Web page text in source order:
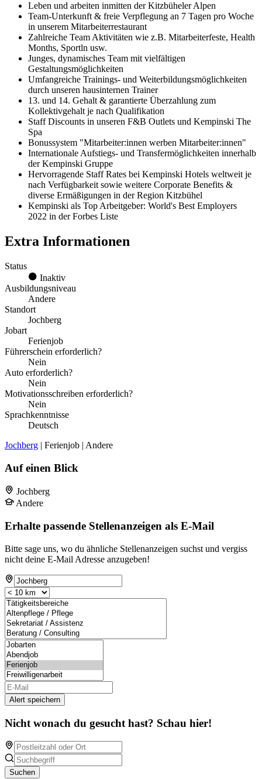
Leben und arbeiten inmitten der Kitzbüheler Alpen
Team-Unterkunft & freie Verpflegung an 7 Tagen pro Woche
in unserem Mitarbeiterrestaurant
Zahlreiche Team Aktivitäten wie z.B. Mitarbeiterfeste, Health
Months, Sportln usw.
Junges, dynamisches Team mit vielfältigen
Gestaltungsmöglichkeiten
Umfangreiche Trainings- und Weiterbildungsmöglichkeiten
durch unseren hausinternen Trainer
13. und 14. Gehalt & garantierte Überzahlung zum
Kollektivgehalt je nach Qualifikation
Staff Discounts in unseren F&B Outlets und Kempinski The
Spa
Bonussystem "Mitarbeiter:innen werben Mitarbeiter:innen"
Internationale Aufstiegs- und Transfermöglichkeiten innerhalb
der Kempinski Gruppe
Hervorragende Staff Rates bei Kempinski Hotels weltweit je
nach Verfügbarkeit sowie weitere Corporate Benefits &
diverse Ermäßigungen in der Region Kitzbühel
Kempinski als Top Arbeitgeber: World's Best Employers
2022 in der Forbes Liste
Extra Informationen
Status
Inaktiv
Ausbildungsniveau
Andere
Standort
Jochberg
Jobart
Ferienjob
Führerschein erforderlich?
Nein
Auto erforderlich?
Nein
Motivationsschreiben erforderlich?
Nein
Sprachkenntnisse
Deutsch
Jochberg | Ferienjob | Andere
Auf einen Blick
Jochberg
Andere
Erhalte passende Stellenanzeigen als E-Mail
Bitte sage uns, wo du ähnliche Stellenanzeigen suchst und vergiss
nicht deine E-Mail Adresse anzugeben!
Alert speichern
Nicht wonach du gesucht hast? Schau hier!
Suchen